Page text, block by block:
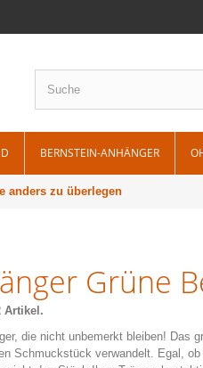
BERNSTEIN-ANHÄNGER
anders zu überlegen
Grüne
Artikel.
die nicht unbemerkt bleiben! Das
Schmuckstück verwandelt. Egal,